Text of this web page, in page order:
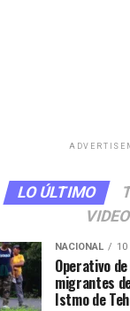
LO ÚLTIMO
NACIONAL
Operativo
migrantes
Istmo de